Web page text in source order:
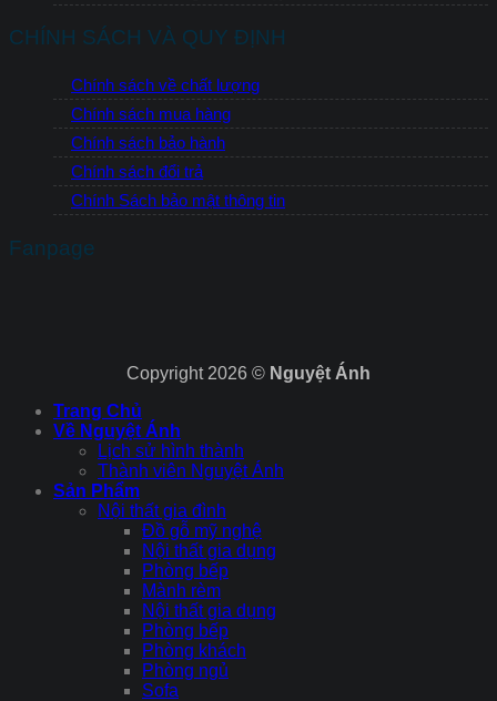
CHÍNH SÁCH VÀ QUY ĐỊNH
Chính sách về chất lượng
Chính sách mua hàng
Chính sách bảo hành
Chính sách đổi trả
Chính Sách bảo mật thông tin
Fanpage
Copyright 2026 © Nguyệt Ánh
Trang Chủ
Về Nguyệt Ánh
Lịch sử hình thành
Thành viên Nguyệt Ánh
Sản Phẩm
Nội thất gia đình
Đồ gỗ mỹ nghệ
Nội thất gia dụng
Phòng bếp
Mành rèm
Nội thất gia dụng
Phòng bếp
Phòng khách
Phòng ngủ
Sofa